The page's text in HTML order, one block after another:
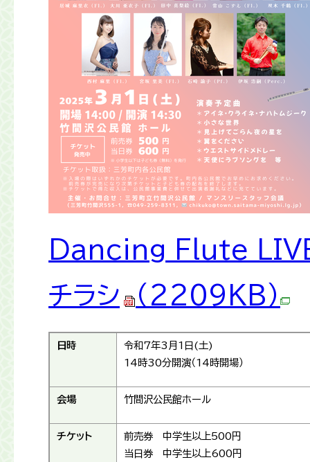
Dancing Flute LIVE（
チラシ
（2209KB）
日時
令和7年3月1日(土)
14時30分開演（14時開場）
会場 竹間沢公民館ホール
チケット
前売券 中学生以上500円
当日券 中学生以上600円